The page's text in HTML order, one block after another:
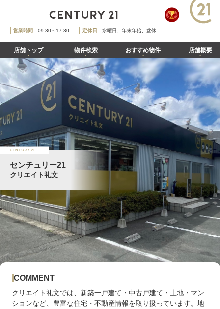
営業時間 09:30～17:30 定休日 水曜日、年末年始、盆休
店舗トップ 物件検索 おすすめ物件 店舗概要
センチュリー21
クリエイト礼文
COMMENT
クリエイト礼文では、新築一戸建て・中古戸建て・土地・マン
ションなど、豊富な住宅・不動産情報を取り扱っています。地